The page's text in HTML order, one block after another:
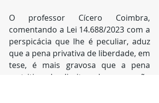
O professor Cícero Coimbra,
comentando a Lei 14.688/2023 com a
perspicácia que lhe é peculiar, aduz
que a pena privativa de liberdade, em
tese, é mais gravosa que a pena
restritiva de direitos de suspensão